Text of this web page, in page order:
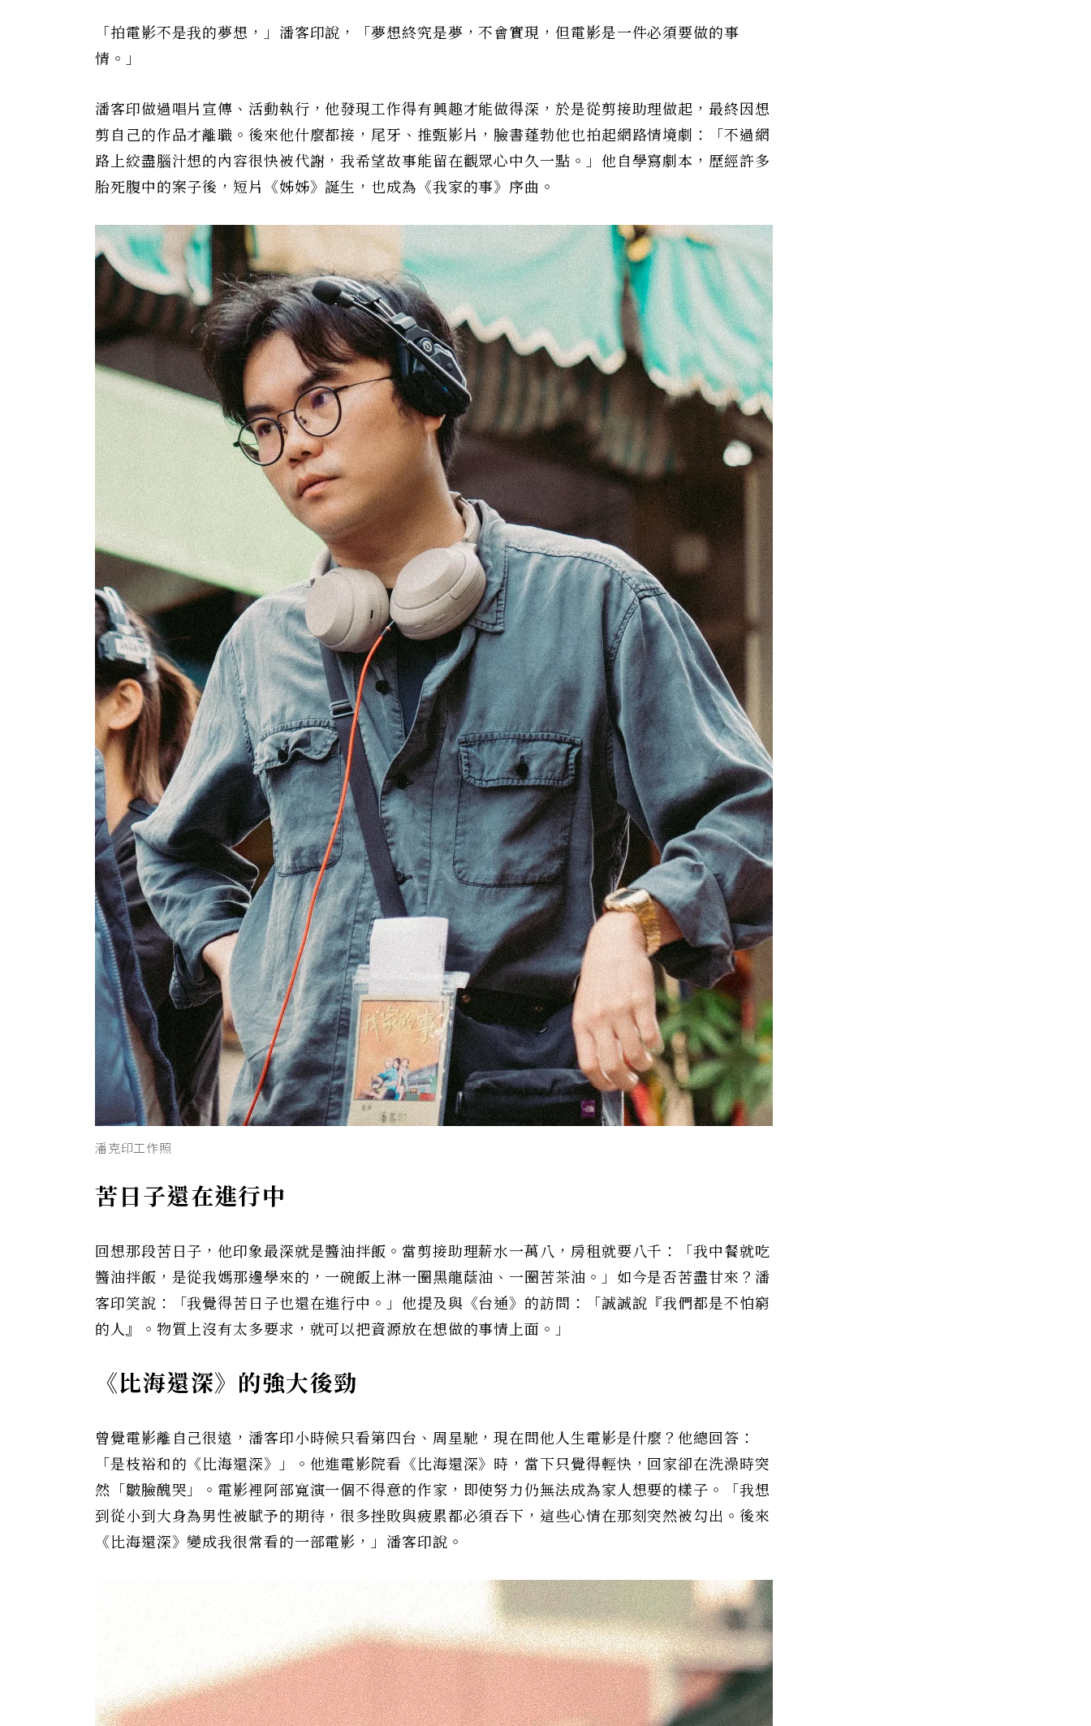
「拍電影不是我的夢想，」潘客印說，「夢想終究是夢，不會實現，但電影是一件必須要做的事
情。」
潘客印做過唱片宣傳、活動執行，他發現工作得有興趣才能做得深，於是從剪接助理做起，最終因想
剪自己的作品才離職。後來他什麼都接，尾牙、推甄影片，臉書蓬勃他也拍起網路情境劇：「不過網
路上絞盡腦汁想的內容很快被代謝，我希望故事能留在觀眾心中久一點。」他自學寫劇本，歷經許多
胎死腹中的案子後，短片《姊姊》誕生，也成為《我家的事》序曲。
潘克印工作照
苦日子還在進行中
回想那段苦日子，他印象最深就是醬油拌飯。當剪接助理薪水一萬八，房租就要八千：「我中餐就吃
醬油拌飯，是從我媽那邊學來的，一碗飯上淋一圈黑龍蔭油、一圈苦茶油。」如今是否苦盡甘來？潘
客印笑說：「我覺得苦日子也還在進行中。」他提及與《台通》的訪問：「誠誠說『我們都是不怕窮
的人』。物質上沒有太多要求，就可以把資源放在想做的事情上面。」
《比海還深》的強大後勁
曾覺電影離自己很遠，潘客印小時候只看第四台、周星馳，現在問他人生電影是什麼？他總回答：
「是枝裕和的《比海還深》」。他進電影院看《比海還深》時，當下只覺得輕快，回家卻在洗澡時突
然「皺臉醜哭」。電影裡阿部寬演一個不得意的作家，即使努力仍無法成為家人想要的樣子。「我想
到從小到大身為男性被賦予的期待，很多挫敗與疲累都必須吞下，這些心情在那刻突然被勾出。後來
《比海還深》變成我很常看的一部電影，」潘客印說。